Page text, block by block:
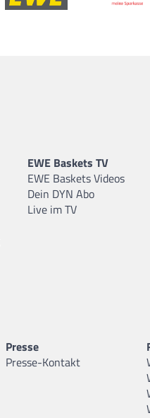
EWE Baskets TV
EWE Baskets Videos
Dein DYN Abo
Live im TV
Presse
Presse-Kontakt